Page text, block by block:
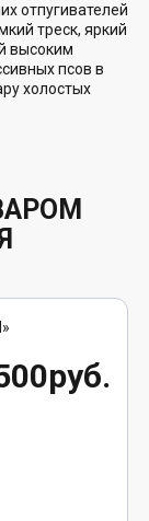
отпугивателей
треск, яркий
высоким
псов в
холостых